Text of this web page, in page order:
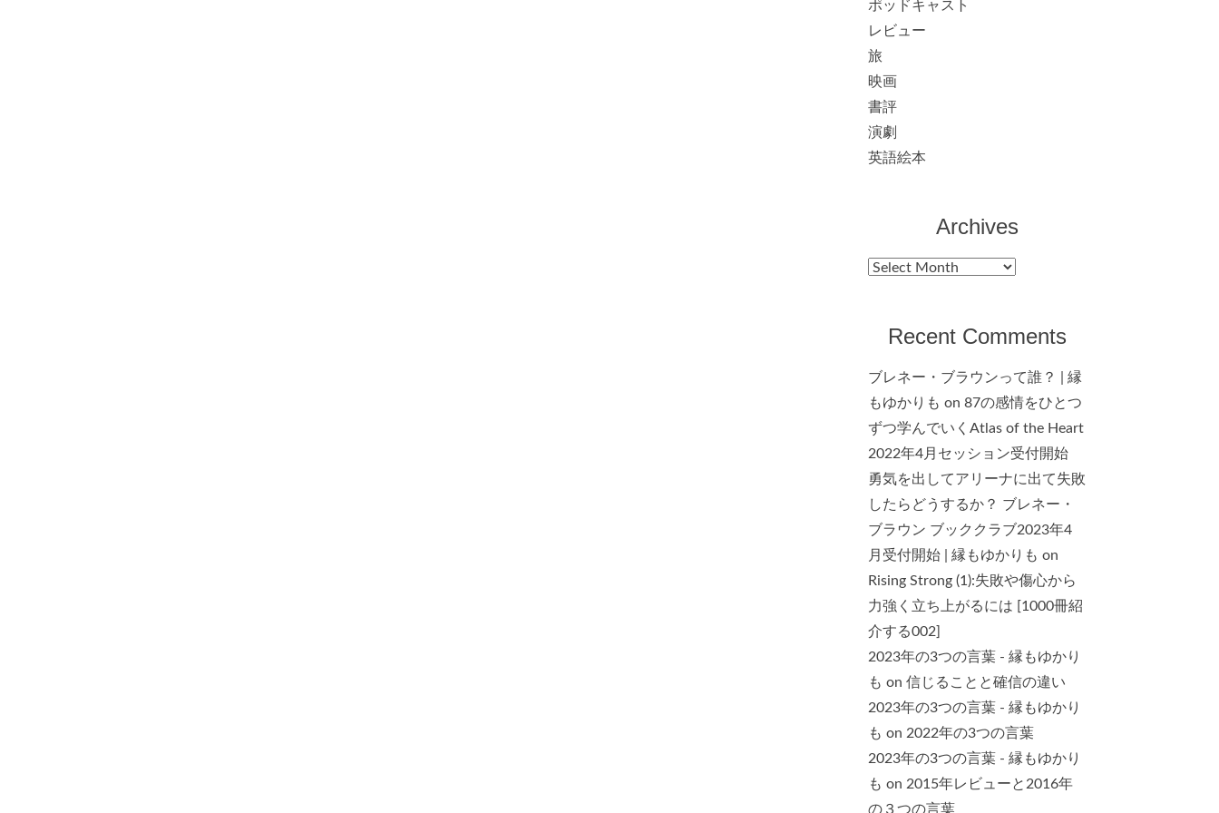
ポッドキャスト
レビュー
旅
映画
書評
演劇
英語絵本
Archives
Archives
Recent Comments
ブレネー・ブラウンって誰？ | 縁
もゆかりも on 87の感情をひとつ
ずつ学んでいくAtlas of the Heart
2022年4月セッション受付開始
勇気を出してアリーナに出て失敗
したらどうするか？ ブレネー・
ブラウン ブッククラブ2023年4
月受付開始 | 縁もゆかりも on
Rising Strong (1):失敗や傷心から
力強く立ち上がるには [1000冊紹
介する002]
2023年の3つの言葉 - 縁もゆかり
も on 信じることと確信の違い
2023年の3つの言葉 - 縁もゆかり
も on 2022年の3つの言葉
2023年の3つの言葉 - 縁もゆかり
も on 2015年レビューと2016年
の３つの言葉